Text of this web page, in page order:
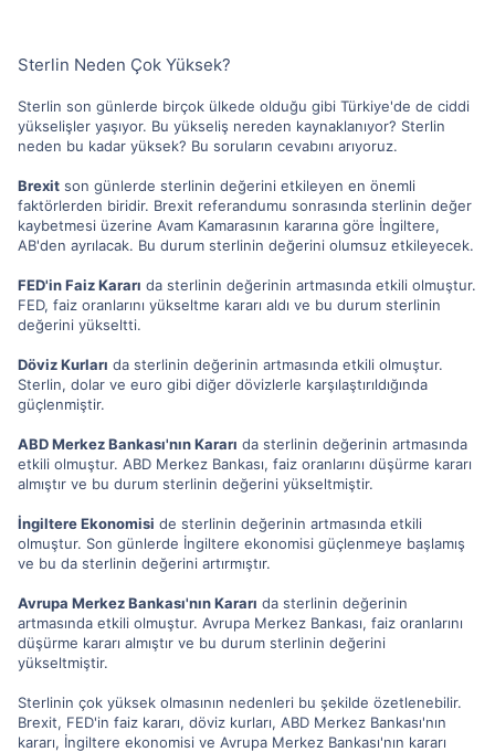
Sterlin Neden Çok Yüksek?
Sterlin son günlerde birçok ülkede olduğu gibi Türkiye'de de ciddi
yükselişler yaşıyor. Bu yükseliş nereden kaynaklanıyor? Sterlin
neden bu kadar yüksek? Bu soruların cevabını arıyoruz.
Brexit son günlerde sterlinin değerini etkileyen en önemli
faktörlerden biridir. Brexit referandumu sonrasında sterlinin değer
kaybetmesi üzerine Avam Kamarasının kararına göre İngiltere,
AB'den ayrılacak. Bu durum sterlinin değerini olumsuz etkileyecek.
FED'in Faiz Kararı da sterlinin değerinin artmasında etkili olmuştur.
FED, faiz oranlarını yükseltme kararı aldı ve bu durum sterlinin
değerini yükseltti.
Döviz Kurları da sterlinin değerinin artmasında etkili olmuştur.
Sterlin, dolar ve euro gibi diğer dövizlerle karşılaştırıldığında
güçlenmiştir.
ABD Merkez Bankası'nın Kararı da sterlinin değerinin artmasında
etkili olmuştur. ABD Merkez Bankası, faiz oranlarını düşürme kararı
almıştır ve bu durum sterlinin değerini yükseltmiştir.
İngiltere Ekonomisi de sterlinin değerinin artmasında etkili
olmuştur. Son günlerde İngiltere ekonomisi güçlenmeye başlamış
ve bu da sterlinin değerini artırmıştır.
Avrupa Merkez Bankası'nın Kararı da sterlinin değerinin
artmasında etkili olmuştur. Avrupa Merkez Bankası, faiz oranlarını
düşürme kararı almıştır ve bu durum sterlinin değerini
yükseltmiştir.
Sterlinin çok yüksek olmasının nedenleri bu şekilde özetlenebilir.
Brexit, FED'in faiz kararı, döviz kurları, ABD Merkez Bankası'nın
kararı, İngiltere ekonomisi ve Avrupa Merkez Bankası'nın kararı